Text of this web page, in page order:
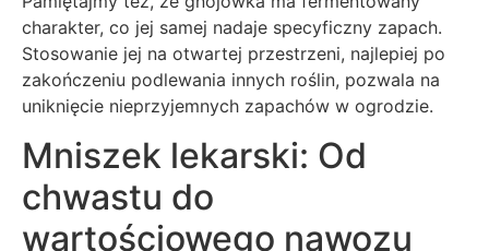
charakter, co jej samej nadaje specyficzny zapach.
Stosowanie jej na otwartej przestrzeni, najlepiej po
zakończeniu podlewania innych roślin, pozwala na
uniknięcie nieprzyjemnych zapachów w ogrodzie.
Mniszek lekarski: Od
chwastu do
wartościowego nawozu